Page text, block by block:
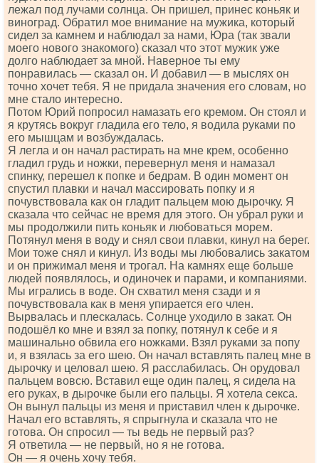
лежал под лучами солнца. Он пришел, принес коньяк и
виноград. Обратил мое внимание на мужика, который
сидел за камнем и наблюдал за нами, Юра (так звали
моего нового знакомого) сказал что этот мужик уже
долго наблюдает за мной. Наверное ты ему
понравилась — сказал он. И добавил — в мыслях он
точно хочет тебя. Я не придала значения его словам, но
мне стало интересно.
Потом Юрий попросил намазать его кремом. Он стоял и
я крутясь вокруг гладила его тело, я водила руками по
его мышцам и возбуждалась.
Я легла и он начал растирать на мне крем, особенно
гладил грудь и ножки, перевернул меня и намазал
спинку, перешел к попке и бедрам. В один момент он
спустил плавки и начал массировать попку и я
почувствовала как он гладит пальцем мою дырочку. Я
сказала что сейчас не время для этого. Он убрал руки и
мы продолжили пить коньяк и любоваться морем.
Потянул меня в воду и снял свои плавки, кинул на берег.
Мои тоже снял и кинул. Из воды мы любовались закатом
и он прижимал меня и трогал. На камнях еще больше
людей появлялось, и одиночек и парами, и компаниями.
Мы игрались в воде. Он схватил меня сзади и я
почувствовала как в меня упирается его член.
Вырвалась и плескалась. Солнце уходило в закат. Он
подошёл ко мне и взял за попку, потянул к себе и я
машинально обвила его ножками. Взял руками за попу
и, я взялась за его шею. Он начал вставлять палец мне в
дырочку и целовал шею. Я расслабилась. Он орудовал
пальцем вовсю. Вставил еще один палец, я сидела на
его руках, в дырочке были его пальцы. Я хотела секса.
Он вынул пальцы из меня и приставил член к дырочке.
Начал его вставлять, я спрыгнула и сказала что не
готова. Он спросил — ты ведь не первый раз?
Я ответила — не первый, но я не готова.
Он — я очень хочу тебя.